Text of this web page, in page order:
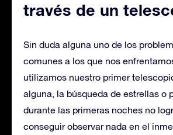
través de un
Sin duda alguna uno de los
comunes a los que nos
utilizamos nuestro primer
alguna, la búsqueda de estrellas o
durante las primeras noches no
conseguir observar nada en el